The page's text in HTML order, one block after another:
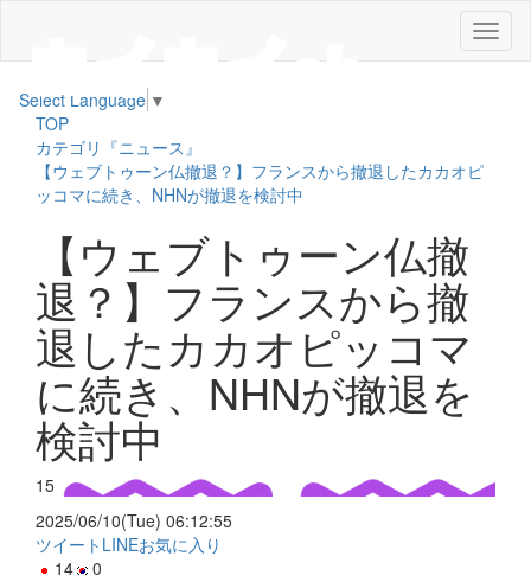
メ
ニ
Select Language ▼
TOP
カテゴリ『ニュース』
【ウェブトゥーン仏撤退？】フランスから撤退したカカオピ
ッコマに続き、NHNが撤退を検討中
【ウェブトゥーン仏撤
退？】フランスから撤
退したカカオピッコマ
に続き、NHNが撤退を
検討中
15
2025/06/10(Tue) 06:12:55
ツイート LINEお気に入り
14
0